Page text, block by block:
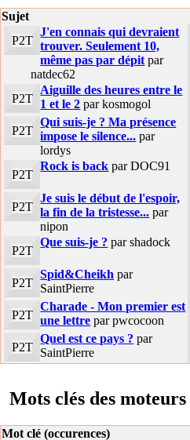
Sujet
P2T
J'en connais qui devraient
trouver. Seulement 10,
même pas par dépit par
natdec62
P2T
Aiguille des heures entre le
1 et le 2 par kosmogol
P2T
Qui suis-je ? Ma présence
impose le silence... par
lordys
P2T
Rock is back par DOC91
P2T
Je suis le début de l'espoir,
la fin de la tristesse... par
nipon
P2T
Que suis-je ? par shadock
P2T
Spid&Cheikh par
SaintPierre
P2T
Charade - Mon premier est
une lettre par pwcocoon
P2T
Quel est ce pays ? par
SaintPierre
Mots clés des
Mot clé (occurences)